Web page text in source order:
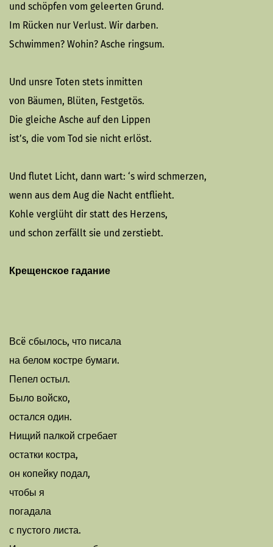
und schöpfen vom geleerten Grund.
Im Rücken nur Verlust. Wir darben.
Schwimmen? Wohin? Asche ringsum.
Und unsre Toten stets inmitten
von Bäumen, Blüten, Festgetös.
Die gleiche Asche auf den Lippen
ist’s, die vom Tod sie nicht erlöst.
Und flutet Licht, dann wart: ‘s wird schmerzen,
wenn aus dem Aug die Nacht entflieht.
Kohle verglüht dir statt des Herzens,
und schon zerfällt sie und zerstiebt.
Крещенское гадание
Всë сбылось, что писала
на белом костре бумаги.
Пепел остыл.
Было войско,
остался один.
Нищий палкой сгребает
остатки костра,
он копейку подал,
чтобы я
погадала
с пустого листа.